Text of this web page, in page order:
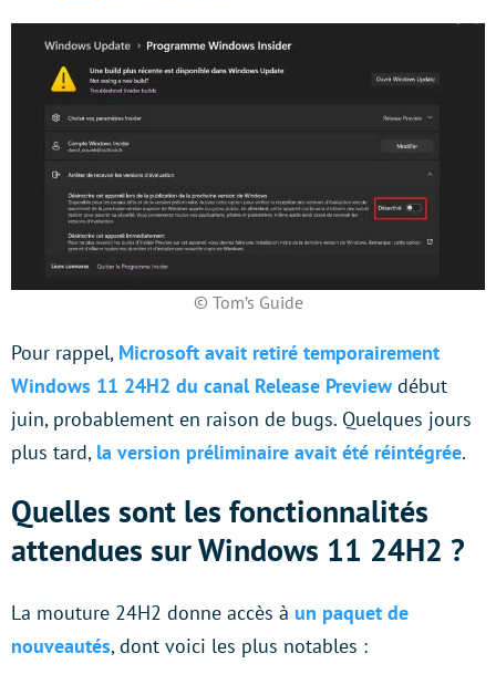
© Tom’s Guide
Pour rappel, Microsoft avait retiré temporairement
Windows 11 24H2 du canal Release Preview début
juin, probablement en raison de bugs. Quelques jours
plus tard, la version préliminaire avait été réintégrée.
Quelles sont les fonctionnalités
attendues sur Windows 11 24H2 ?
La mouture 24H2 donne accès à un paquet de
nouveautés, dont voici les plus notables :